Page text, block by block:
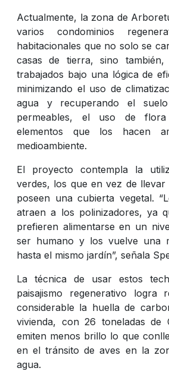
Actualmente, la zona de
varios condominios
habitacionales que no solo se
casas de tierra, sino
trabajados bajo una lógica de
minimizando el uso de
agua y recuperando el
permeables, el uso de
elementos que los hacen
medioambiente.
El proyecto contempla la
verdes, los que en vez de llevar
poseen una cubierta vegetal.
atraen a los polinizadores, ya
prefieren alimentarse en un
ser humano y los vuelve una
hasta el mismo jardín”, señala
La técnica de usar estos
paisajismo regenerativo logra
considerable la huella de
vivienda, con 26 toneladas de
emiten menos brillo lo que
en el tránsito de aves en la
agua.